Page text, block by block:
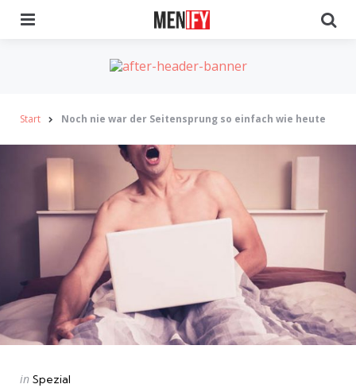
Start Noch nie war der Seitensprung so einfach wie heute
Categories
Posted
in Spezial